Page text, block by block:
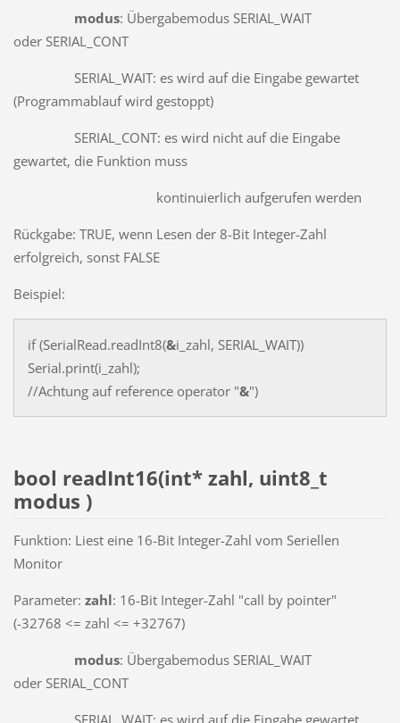
modus: Übergabemodus SERIAL_WAIT
oder SERIAL_CONT
SERIAL_WAIT: es wird auf die Eingabe gewartet
(Programmablauf wird gestoppt)
SERIAL_CONT: es wird nicht auf die Eingabe
gewartet, die Funktion muss
kontinuierlich aufgerufen werden
Rückgabe: TRUE, wenn Lesen der 8-Bit Integer-Zahl
erfolgreich, sonst FALSE
Beispiel:
if (SerialRead.readInt8(&i_zahl, SERIAL_WAIT))
Serial.print(i_zahl);
//Achtung auf reference operator "&")
bool readInt16(int* zahl, uint8_t
modus )
Funktion: Liest eine 16-Bit Integer-Zahl vom Seriellen
Monitor
Parameter: zahl: 16-Bit Integer-Zahl "call by pointer"
(-32768 <= zahl <= +32767)
modus: Übergabemodus SERIAL_WAIT
oder SERIAL_CONT